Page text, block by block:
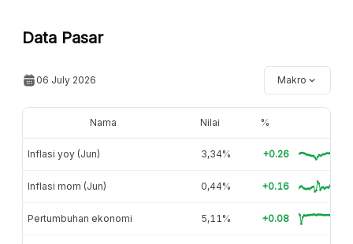
Data Pasar
06 July 2026 Makro
Nama Nilai %
Inflasi yoy (Jun) 3,34% +0.26
Inflasi mom (Jun) 0,44% +0.16
Pertumbuhan ekonomi 5,11% +0.08